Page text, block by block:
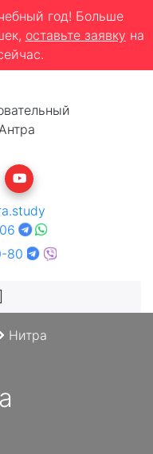
год! Больше
оставьте заявку на
80
Нитра